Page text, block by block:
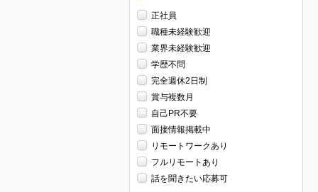
正社員
職種未経験歓迎
業界未経験歓迎
学歴不問
完全週休2日制
賞与複数月
自己PR不要
面接情報掲載中
リモートワークあり
フルリモートあり
話を聞きたい応募可